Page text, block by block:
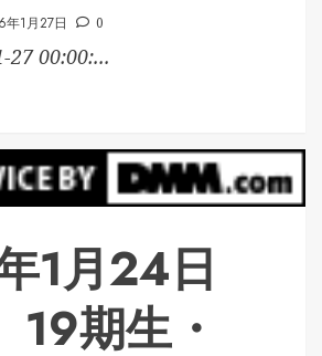
年1月27日 0
27 00:00:...
1月24日
19期生・